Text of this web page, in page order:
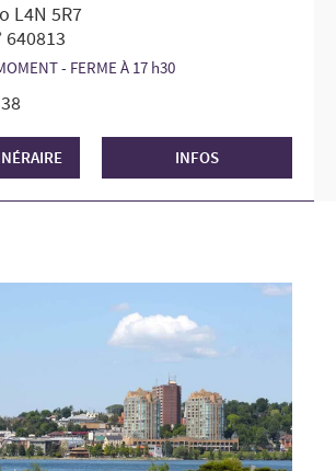
L4N 5R7
640813
- FERME À 17 h30
INFOS